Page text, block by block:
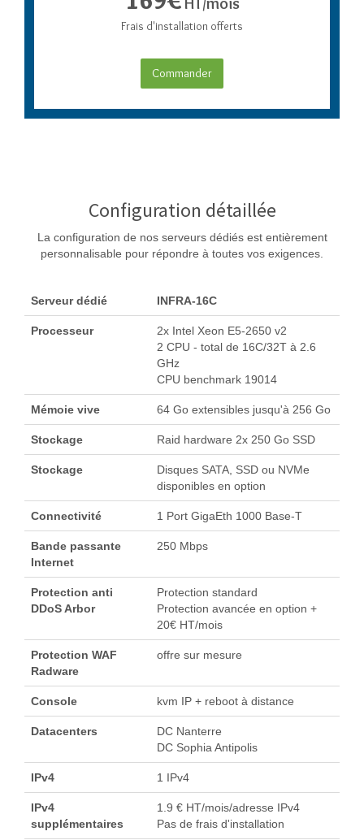
Frais d'installation offerts
Commander
Configuration détaillée
La configuration de nos serveurs dédiés est entièrement
personnalisable pour répondre à toutes vos exigences.
Serveur dédié INFRA-16C
Processeur
2x Intel Xeon E5-2650 v2
2 CPU - total de 16C/32T à 2.6
GHz
CPU benchmark 19014
Mémoie vive 64 Go extensibles jusqu'à 256 Go
Stockage Raid hardware 2x 250 Go SSD
Stockage
Disques SATA, SSD ou NVMe
disponibles en option
Connectivité 1 Port GigaEth 1000 Base-T
Bande passante
Internet
250 Mbps
Protection anti
DDoS Arbor
Protection standard
Protection avancée en option +
20€ HT/mois
Protection WAF
Radware
offre sur mesure
Console kvm IP + reboot à distance
Datacenters
DC Nanterre
DC Sophia Antipolis
IPv4 1 IPv4
IPv4
supplémentaires
1.9 € HT/mois/adresse IPv4
Pas de frais d'installation